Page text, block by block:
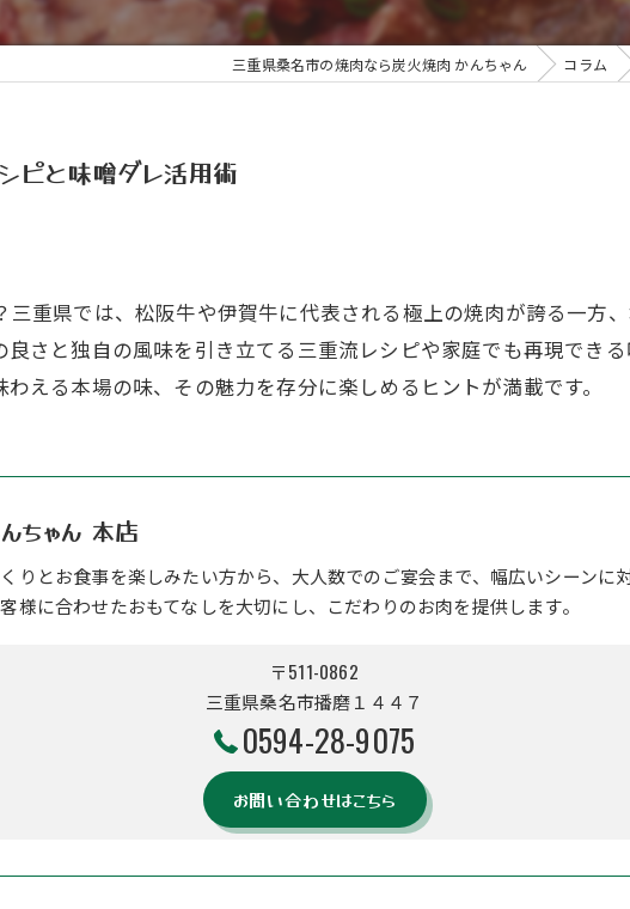
三重県桑名市の焼肉なら炭火焼肉 かんちゃん コラム
ピと味噌ダレ活用術
重県では、松阪牛や伊賀牛に代表される極上の焼肉が誇る一方
さと独自の風味を引き立てる三重流レシピや家庭でも再現でき
える本場の味、その魅力を存分に楽しめるヒントが満載です。
ちゃん 本店
りとお食事を楽しみたい方から、大人数でのご宴会まで、幅広いシーンに
様に合わせたおもてなしを大切にし、こだわりのお肉を提供します。
〒511-0862
三重県桑名市播磨１４４７
0594-28-9075
お問い合わせはこちら